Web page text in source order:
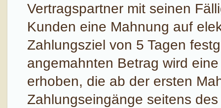
Vertragspartner mit seinen
Kunden eine Mahnung auf
Zahlungsziel von 5 Tagen
angemahnten Betrag wird
erhoben, die ab der ersten
Zahlungseingänge seitens